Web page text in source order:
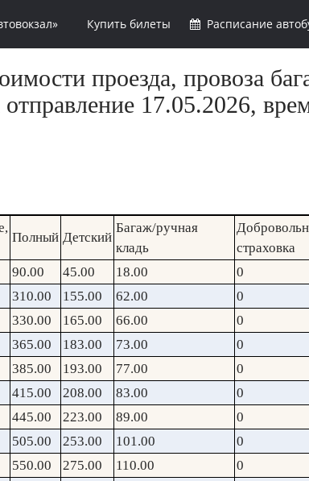
Купить билеты Расписание
проезда, провоза
отправление 17.05.2026,
Полный Детский
Багаж/ручная
кладь
страховка
90.00 45.00 18.00 0
310.00 155.00 62.00 0
330.00 165.00 66.00 0
365.00 183.00 73.00 0
385.00 193.00 77.00 0
415.00 208.00 83.00 0
445.00 223.00 89.00 0
505.00 253.00 101.00 0
550.00 275.00 110.00 0